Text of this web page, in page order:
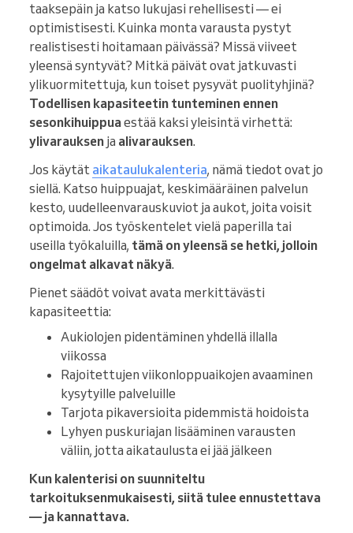
taaksepäin ja katso lukujasi rehellisesti — ei
optimistisesti. Kuinka monta varausta pystyt
realistisesti hoitamaan päivässä? Missä viiveet
yleensä syntyvät? Mitkä päivät ovat jatkuvasti
ylikuormitettuja, kun toiset pysyvät puolityhjinä?
Todellisen kapasiteetin tunteminen ennen
sesonkihuippuaestää kaksi yleisintä virhettä:
ylivarauksen ja alivarauksen.
Jos käytät aikataulukalenteria, nämä tiedot ovat jo
siellä. Katso huippuajat, keskimääräinen palvelun
kesto, uudelleenvarauskuviot ja aukot, joita voisit
optimoida. Jos työskentelet vielä paperilla tai
useilla työkaluilla, tämä on yleensä se hetki, jolloin
ongelmat alkavat näkyä.
Pienet säädöt voivat avata merkittävästi
kapasiteettia:
Aukiolojen pidentäminen yhdellä illalla
viikossa
Rajoitettujen viikonloppuaikojen avaaminen
kysytyille palveluille
Tarjota pikaversioita pidemmistä hoidoista
Lyhyen puskuriajan lisääminen varausten
väliin, jotta aikataulusta ei jää jälkeen
Kun kalenterisi on suunniteltu
tarkoituksenmukaisesti, siitä tulee ennustettava
— ja kannattava.